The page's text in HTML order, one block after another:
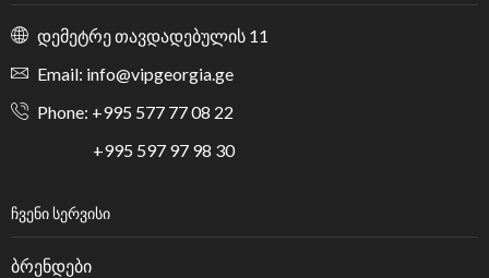
დემეტრე თავდადებულის 11
Email: info@vipgeorgia.ge
Phone: +995 577 77 08 22
+995 597 97 98 30
ᲩᲕᲔᲜᲘ ᲡᲔᲠᲕᲘᲡᲘ
ბრენდები